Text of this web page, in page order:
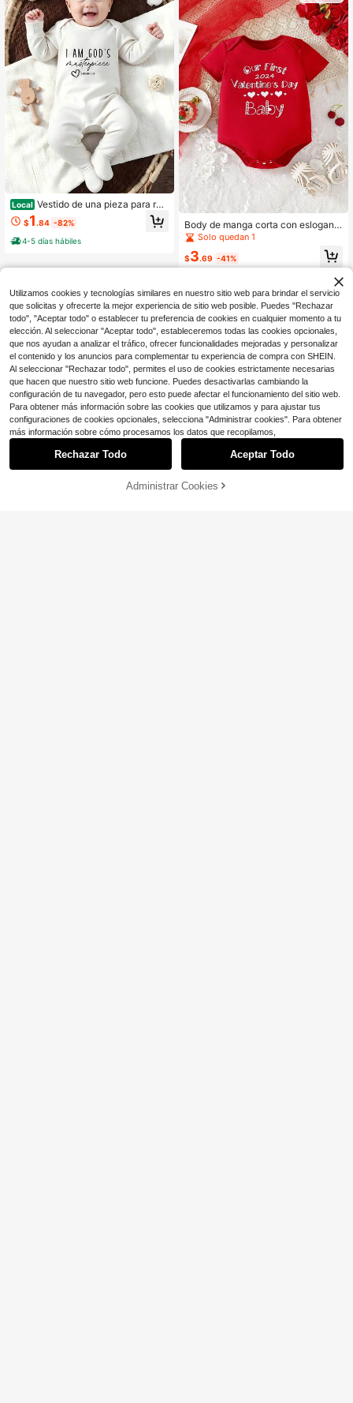
Local Vestido de una pieza para rec
ién nacido, lindo vestido de manga
corta con estampado de letras y ho
ngos para bebés, niños y niñas
$1 .84 -82%
4-5 días hábiles
Body de manga corta con eslogan i
mpreso para bebé niña
Solo quedan 1
$3.69 -41%
¡37% DE DESCUENTO! AÑADIR A LA BOLSA
Utilizamos cookies y tecnologías similares en nuestro sitio web para brindar el servicio
que solicitas y ofrecerte la mejor experiencia de sitio web posible. Puedes "Rechazar
todo", "Aceptar todo" o establecer tu preferencia de cookies en cualquier momento a tu
elección. Al seleccionar "Aceptar todo", estableceremos todas las cookies opcionales,
que nos ayudan a analizar el tráfico, ofrecer funcionalidades mejoradas y personalizar
el contenido y los anuncios para complementar tu experiencia de compra con SHEIN.
Al seleccionar "Rechazar todo", permites el uso de cookies estrictamente necesarias
que hacen que nuestro sitio web funcione. Puedes desactivarlas cambiando la
configuración de tu navegador, pero esto puede afectar el funcionamiento del sitio web.
Para obtener más información sobre las cookies que utilizamos y para ajustar tus
configuraciones de cookies opcionales, selecciona "Administrar cookies". Para obtener
más información sobre cómo procesamos los datos que recopilamos,
Rechazar Todo Aceptar Todo
Administrar Cookies